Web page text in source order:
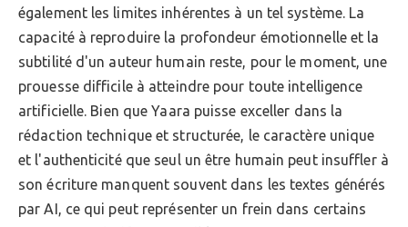
également les limites inhérentes à un tel système. La
capacité à reproduire la profondeur émotionnelle et la
subtilité d'un auteur humain reste, pour le moment, une
prouesse difficile à atteindre pour toute intelligence
artificielle. Bien que Yaara puisse exceller dans la
rédaction technique et structurée, le caractère unique
et l'authenticité que seul un être humain peut insuffler à
son écriture manquent souvent dans les textes générés
par AI, ce qui peut représenter un frein dans certains